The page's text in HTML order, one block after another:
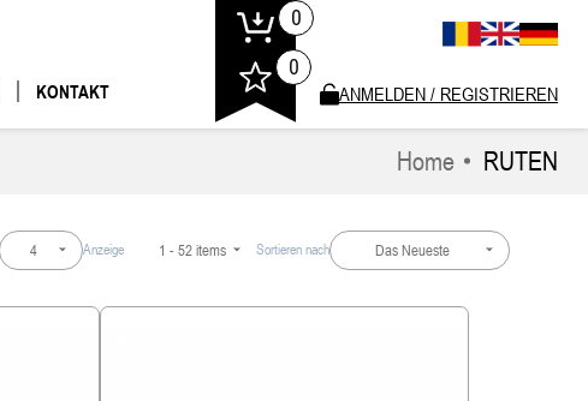
KONTAKT
0
0
ANMELDEN / REGISTRIEREN
Home RUTEN
4 Anzeige 1 - 52 items Sortieren nach Das Neueste